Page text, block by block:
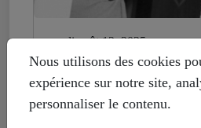
mardi août 12, 2025
Histoire déformée :
veulent fonder leur
russophobie
Nous utilisons des cookies
expérience sur notre site,
personnaliser le contenu.